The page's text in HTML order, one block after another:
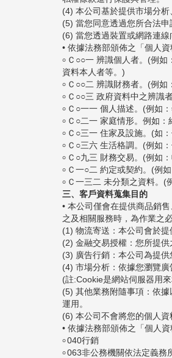
(4) 本公司基於提供市場分
(5) 當您同意透過您所合法
(6) 當您透過裝置或網路連
• 依據法務部頒佈之「個人
৹ Ｃ○○一 辨識個人者。(例
資料本人者等。)
৹ Ｃ○○二 辨識財務者。(例
৹ Ｃ○○三 政府資料中之辨識
৹ Ｃ○一一 個人描述。(例如
৹ Ｃ○二一 家庭情形。例如
৹ Ｃ○三一 住家及設施。(如
৹ Ｃ○三六 生活格調。(例如
৹ Ｃ○九三 財務交易。(例如
৹ Ｃ一○二 約定或契約。(例
৹ Ｃ一三二 未分類之資料。(
三、客戶資料蒐集目的
• 本公司僅會在提供商品銷
之及相關服務時，為作業之
(1) 物流寄送：本公司會於
(2) 金融交易授權：您所提
(3) 廣告行銷：本公司為提
(4) 市場分析：依據您瀏覽
(註:Cookie是網站伺服器用
(5) 其他業務附隨事項：依
運用。
(6) 本公司不會將您的個人資
• 依據法務部頒佈之「個人
৹ 040行銷
৹ 063非公務機關依法定義務